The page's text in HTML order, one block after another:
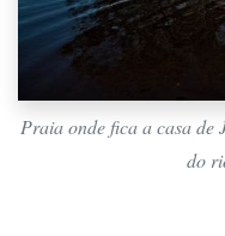
Praia onde fica a casa de
do